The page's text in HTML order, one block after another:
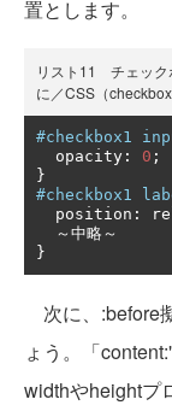
置とします。
リスト11 チェック
に／CSS（
#checkbox1
  opacity
: 0 ;
}
#checkbox1
  position
:
～中略～
}
次に、:before
ょう。「
widthやheightプ